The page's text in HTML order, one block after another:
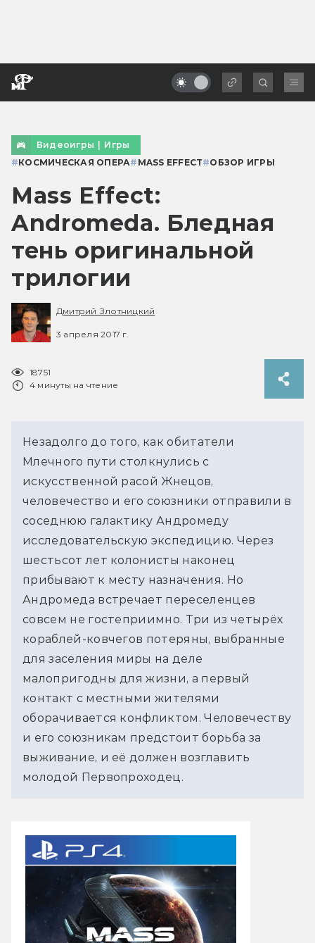
Видеоигры | Игры
#КОСМИЧЕСКАЯ ОПЕРА# MASS EFFECT#ОБЗОР ИГРЫ
Mass Effect:
Andromeda. Бледная
тень оригинальной
трилогии
Дмитрий Злотницкий
3 апреля 2017 г.
18751
4 минуты на чтение
Незадолго до того, как обитатели
Млечного пути столкнулись с
искусственной расой Жнецов,
человечество и его союзники отправили в
соседнюю галактику Андромеду
исследовательскую экспедицию. Через
шестьсот лет колонисты наконец
прибывают к месту назначения. Но
Андромеда встречает переселенцев
совсем не гостеприимно. Три из четырёх
кораблей-ковчегов потеряны, выбранные
для заселения миры на деле
малопригодны для жизни, а первый
контакт с местными жителями
оборачивается конфликтом. Человечеству
и его союзникам предстоит борьба за
выживание, и её должен возглавить
молодой Первопроходец.